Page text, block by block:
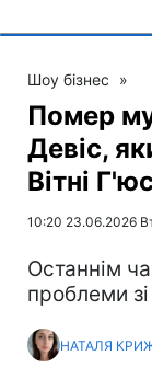
Шоу бізнес »
Помер
Девіс,
Вітні
10:20 23.06.2026
Останнім
проблеми
НАТАЛЯ